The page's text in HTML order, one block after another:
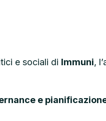
e sociali di Immuni,
e